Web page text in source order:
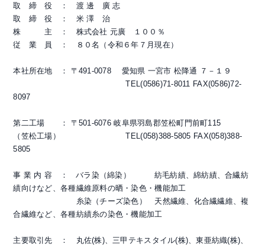
取 締 役 ： 渡 邊 廣 志
取 締 役 ： 米 澤 治
株 主 ： 株式会社 元廣 １００％
従 業 員 ： ８０名（令和６年７月現在）
本社所在地 ： 〒491-0078 愛知県 一宮市 松降通 ７－１９
TEL(0586)71-8011 FAX(0586)72-
8097
第二工場 ： 〒501-6076 岐阜県羽島郡笠松町門前町115
（笠松工場） TEL(058)388-5805 FAX(058)388-
5805
事 業 内 容 ： バラ染（綿染） 紡毛紡績、綿紡績、合繊紡
績向けなど、各種繊維原料の晒・染色・機能加工
糸染（チーズ染色） 天然繊維、化合繊繊維、複
合繊維など、各種紡績糸の染色・機能加工
主要取引先 ： 丸佐(株)、三甲テキスタイル(株)、東亜紡織(株)、